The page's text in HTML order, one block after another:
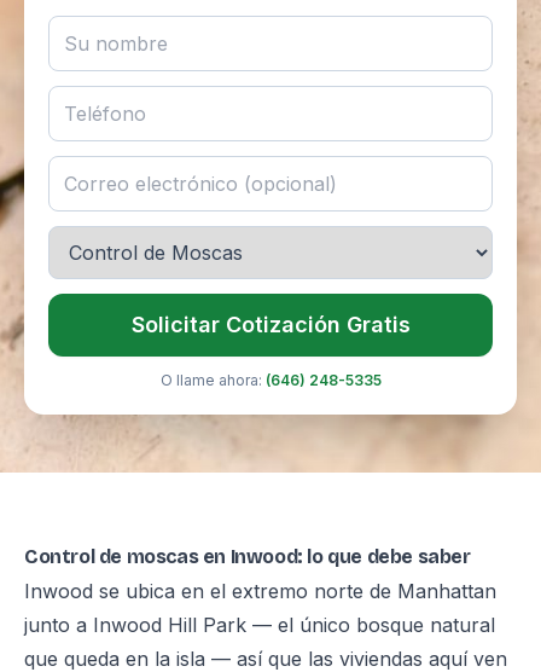
Solicitar Cotización Gratis
O llame ahora: (646) 248-5335
Control de moscas en Inwood: lo que debe saber
Inwood se ubica en el extremo norte de Manhattan
junto a Inwood Hill Park — el único bosque natural
que queda en la isla — así que las viviendas aquí ven